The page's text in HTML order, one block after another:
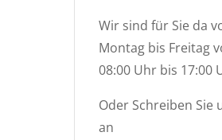
Wir sind für Sie da
Montag bis Freitag
08:00 Uhr bis 17:00
Oder Schreiben Sie
an